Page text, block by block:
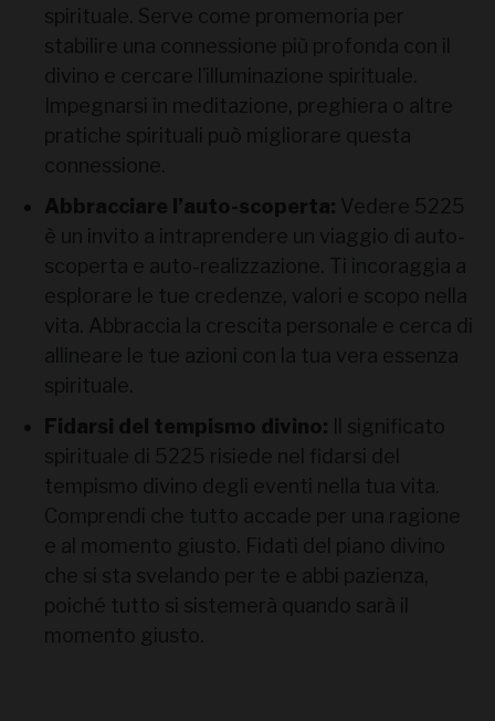
spirituale. Serve come promemoria per
stabilire una connessione più profonda con il
divino e cercare l’illuminazione spirituale.
Impegnarsi in meditazione, preghiera o altre
pratiche spirituali può migliorare questa
connessione.
Abbracciare l’auto-scoperta: Vedere 5225
è un invito a intraprendere un viaggio di auto-
scoperta e auto-realizzazione. Ti incoraggia a
esplorare le tue credenze, valori e scopo nella
vita. Abbraccia la crescita personale e cerca di
allineare le tue azioni con la tua vera essenza
spirituale.
Fidarsi del tempismo divino: Il significato
spirituale di 5225 risiede nel fidarsi del
tempismo divino degli eventi nella tua vita.
Comprendi che tutto accade per una ragione
e al momento giusto. Fidati del piano divino
che si sta svelando per te e abbi pazienza,
poiché tutto si sistemerà quando sarà il
momento giusto.